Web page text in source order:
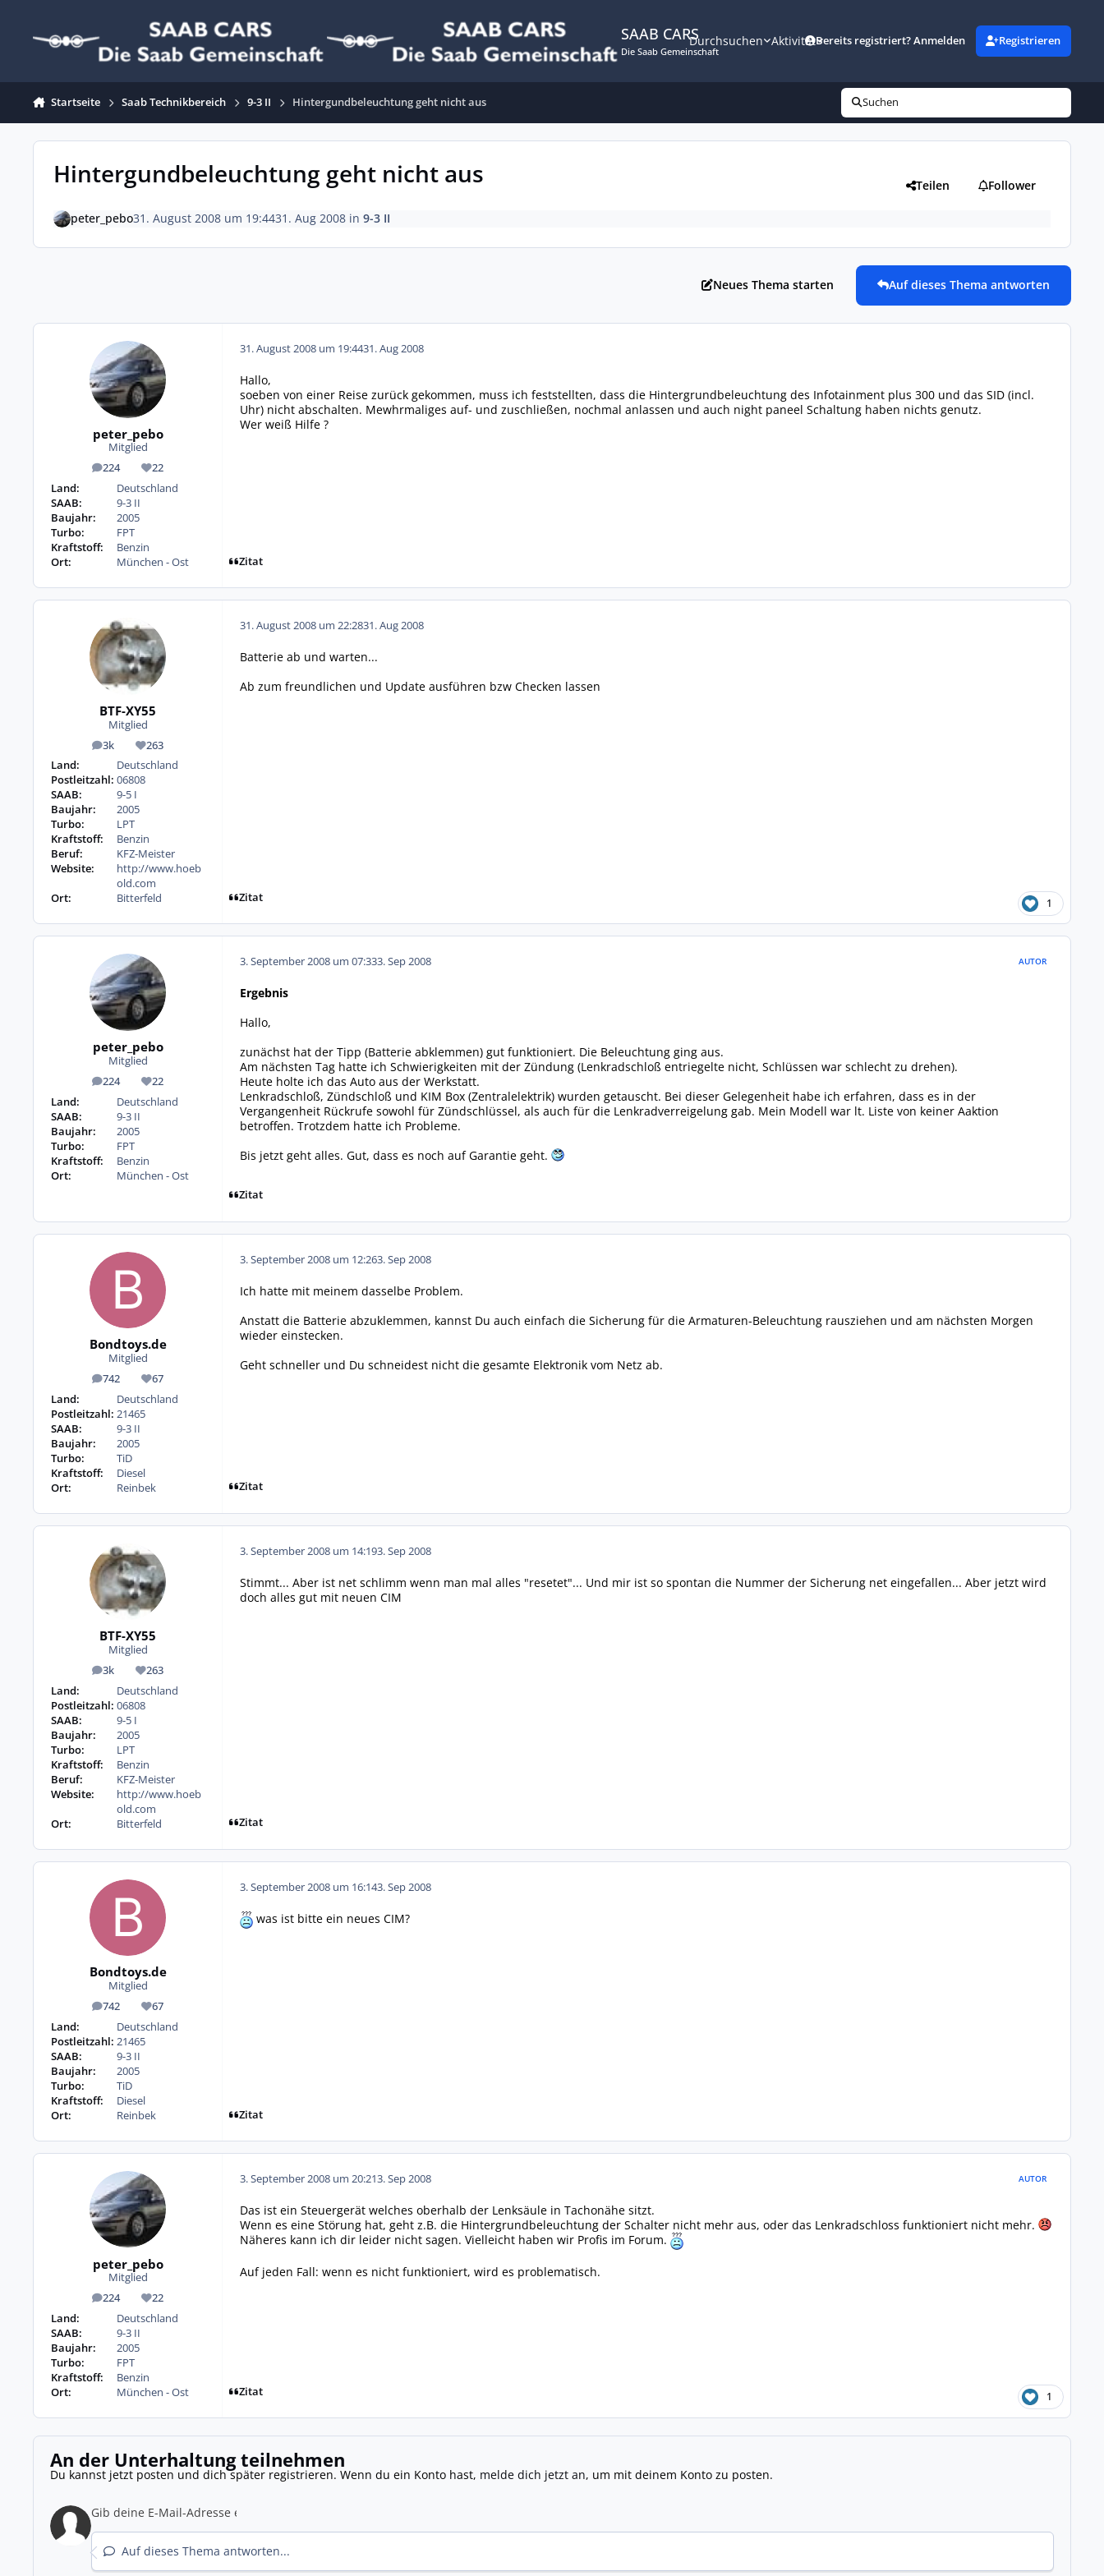
SAAB CARS
Die Saab Gemeinschaft
Durchsuchen AktivitätBereits registriert? Anmelden Registrieren
Startseite Saab Technikbereich 9-3 II Hintergundbeleuchtung geht nicht aus Suchen
Hintergundbeleuchtung geht nicht aus Teilen Follower
peter_pebo31. August 2008 um 19:4431. Aug 2008in 9-3 II
Neues Thema starten Auf dieses Thema antworten
peter_pebo
Mitglied
224
Beiträge 22
Reputation
Land:
Deutschland
SAAB:
9-3 II
Baujahr:
2005
Turbo:
FPT
Kraftstoff:
Benzin
Ort:
München - Ost
31. August 2008 um 19:4431. Aug 2008
Hallo,
soeben von einer Reise zurück gekommen, muss ich feststellten, dass die Hintergrundbeleuchtung des Infotainment plus 300 und das SID (incl.
Uhr) nicht abschalten. Mewhrmaliges auf- und zuschließen, nochmal anlassen und auch night paneel Schaltung haben nichts genutz.
Wer weiß Hilfe ?
Zitat
BTF-XY55
Mitglied
3k
Beiträge 263
Reputation
Land:
Deutschland
Postleitzahl: 06808
SAAB:
9-5 I
Baujahr:
2005
Turbo:
LPT
Kraftstoff:
Benzin
Beruf:
KFZ-Meister
Website:
http://www.hoeb
old.com
Ort:
Bitterfeld
31. August 2008 um 22:2831. Aug 2008
Batterie ab und warten...
Ab zum freundlichen und Update ausführen bzw Checken lassen
Zitat 1
peter_pebo
Mitglied
224
Beiträge 22
Reputation
Land:
Deutschland
SAAB:
9-3 II
Baujahr:
2005
Turbo:
FPT
Kraftstoff:
Benzin
Ort:
München - Ost
3. September 2008 um 07:333. Sep 2008 AUTOR
Ergebnis
Hallo,
zunächst hat der Tipp (Batterie abklemmen) gut funktioniert. Die Beleuchtung ging aus.
Am nächsten Tag hatte ich Schwierigkeiten mit der Zündung (Lenkradschloß entriegelte nicht, Schlüssen war schlecht zu drehen).
Heute holte ich das Auto aus der Werkstatt.
Lenkradschloß, Zündschloß und KIM Box (Zentralelektrik) wurden getauscht. Bei dieser Gelegenheit habe ich erfahren, dass es in der
Vergangenheit Rückrufe sowohl für Zündschlüssel, als auch für die Lenkradverreigelung gab. Mein Modell war lt. Liste von keiner Aaktion
betroffen. Trotzdem hatte ich Probleme.
Bis jetzt geht alles. Gut, dass es noch auf Garantie geht.
Zitat
Bondtoys.de
Mitglied
742
Beiträge 67
Reputation
Land:
Deutschland
Postleitzahl: 21465
SAAB:
9-3 II
Baujahr:
2005
Turbo:
TiD
Kraftstoff:
Diesel
Ort:
Reinbek
3. September 2008 um 12:263. Sep 2008
Ich hatte mit meinem dasselbe Problem.
Anstatt die Batterie abzuklemmen, kannst Du auch einfach die Sicherung für die Armaturen-Beleuchtung rausziehen und am nächsten Morgen
wieder einstecken.
Geht schneller und Du schneidest nicht die gesamte Elektronik vom Netz ab.
Zitat
BTF-XY55
Mitglied
3k
Beiträge 263
Reputation
Land:
Deutschland
Postleitzahl: 06808
SAAB:
9-5 I
Baujahr:
2005
Turbo:
LPT
Kraftstoff:
Benzin
Beruf:
KFZ-Meister
Website:
http://www.hoeb
old.com
Ort:
Bitterfeld
3. September 2008 um 14:193. Sep 2008
Stimmt... Aber ist net schlimm wenn man mal alles "resetet"... Und mir ist so spontan die Nummer der Sicherung net eingefallen... Aber jetzt wird
doch alles gut mit neuen CIM
Zitat
Bondtoys.de
Mitglied
742
Beiträge 67
Reputation
Land:
Deutschland
Postleitzahl: 21465
SAAB:
9-3 II
Baujahr:
2005
Turbo:
TiD
Kraftstoff:
Diesel
Ort:
Reinbek
3. September 2008 um 16:143. Sep 2008
was ist bitte ein neues CIM?
Zitat
peter_pebo
Mitglied
224
Beiträge 22
Reputation
Land:
Deutschland
SAAB:
9-3 II
Baujahr:
2005
Turbo:
FPT
Kraftstoff:
Benzin
Ort:
München - Ost
3. September 2008 um 20:213. Sep 2008 AUTOR
Das ist ein Steuergerät welches oberhalb der Lenksäule in Tachonähe sitzt.
Wenn es eine Störung hat, geht z.B. die Hintergrundbeleuchtung der Schalter nicht mehr aus, oder das Lenkradschloss funktioniert nicht mehr.
Näheres kann ich dir leider nicht sagen. Vielleicht haben wir Profis im Forum.
Auf jeden Fall: wenn es nicht funktioniert, wird es problematisch.
Zitat 1
An der Unterhaltung teilnehmen
Du kannst jetzt posten und dich später registrieren. Wenn du ein Konto hast, melde dich jetzt an, um mit deinem Konto zu posten.
Auf dieses Thema antworten...